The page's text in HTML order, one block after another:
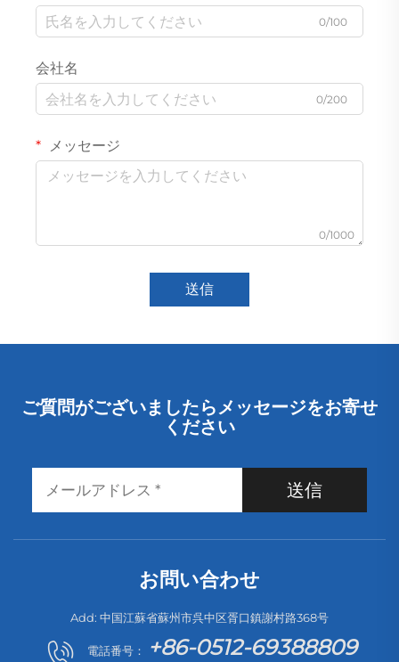
0/100
会社名
0/200
メッセージ
0/1000
送信
ご質問がございましたらメッセージをお寄せ
ください
送信
お問い合わせ
Add: 中国江蘇省蘇州市呉中区胥口鎮謝村路368号
電話番号： +86-0512-69388809